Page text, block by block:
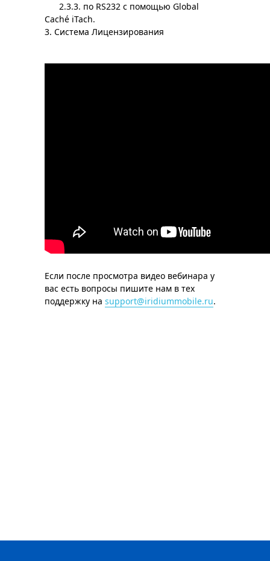
2.3.3. по RS232 с помощью Global
Caché iTach.
3. Система Лицензирования
Если после просмотра видео вебинара у
вас есть вопросы пишите нам в тех
поддержку на support@iridiummobile.ru.